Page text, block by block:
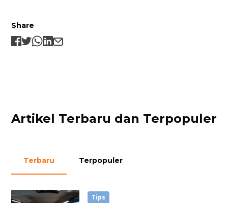
Share
Artikel Terbaru dan Terpopuler
Terbaru Terpopuler
Tips